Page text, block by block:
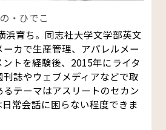
・ひでこ
浜育ち。同志社大学文学部英文
カで生産管理、アパレルメー
トを経験後、2015年にライタ
誌やウェブメディアなどで取
テーマはアスリートのセカン
常会話に困らない程度できま